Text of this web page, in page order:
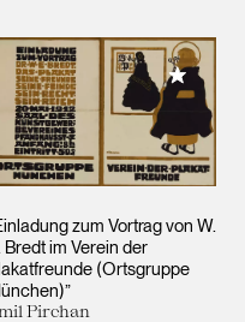
zum Vortrag von W.
Bredt im Verein der
(Ortsgruppe
Pirchan
Meiner